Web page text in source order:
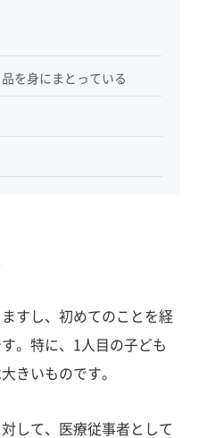
を身にまとっている
すし、初めてのことを経
。特に、1人目の子ども
きいものです。
して、医療従事者として